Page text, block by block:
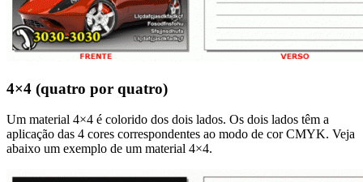
4×4 (quatro por quatro)
Um material 4×4 é colorido dos dois lados. Os dois lados têm a
aplicação das 4 cores correspondentes ao modo de cor CMYK. Veja
abaixo um exemplo de um material 4×4.